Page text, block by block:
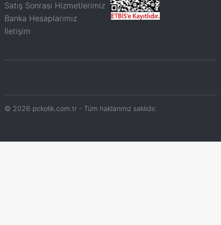
Satış Sonrası Hizmetlerimiz
Banka Hesaplarımız
İletişim
© 2026 pckolik.com.tr - Tüm haklarımız saklıdır.